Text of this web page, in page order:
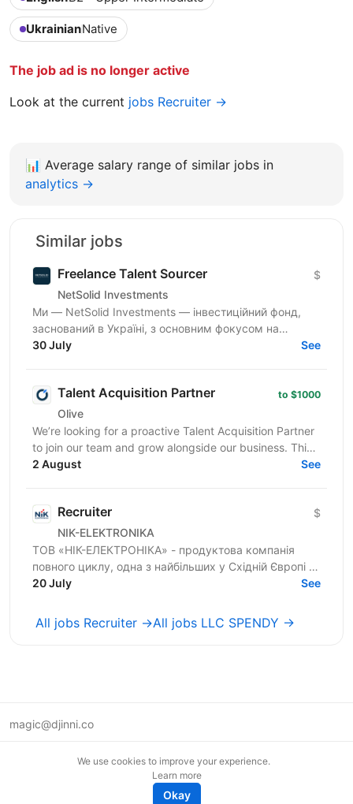
UkrainianNative
The job ad is no longer active
Look at the current jobs Recruiter →
📊 Average salary range of similar jobs in
analytics →
Similar jobs
Freelance Talent Sourcer
NetSolid Investments
$
Ми — NetSolid Investments — інвестиційний фонд,
заснований в Україні, з основним фокусом на
SMART-інвестиції. Наша екосистема — це простір,
30 July See
Talent Acquisition Partner
Olive
to $1000
We’re looking for a proactive Talent Acquisition Partner
to join our team and grow alongside our business. This
is not a traditional recruiter role. ...
2 August See
Recruiter
NIK-ELEKTRONIKA
$
ТОВ «НІК-ЕЛЕКТРОНІКА» - продуктова компанія
повного циклу, одна з найбільших у Східній Європі в
області розробки та виробництва вимірювальних
20 July See
All jobs Recruiter →All jobs LLC SPENDY →
magic@djinni.co
We use cookies to improve your experience.
Learn more
Okay